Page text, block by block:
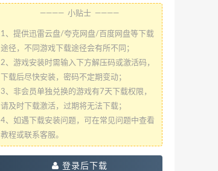
———— 小贴士 ————
1、提供迅雷云盘/夸克网盘/百度网盘等下载
途径，不同游戏下载途径会有所不同；
2、游戏安装时需输入下方解压码或激活码，
下载后尽快安装，密码不定期变动；
3、非会员单独兑换的游戏有7天下载权限，
请及时下载激活，过期将无法下载；
4、如遇下载安装问题，可在常见问题中查看
教程或联系客服。
登录后下载